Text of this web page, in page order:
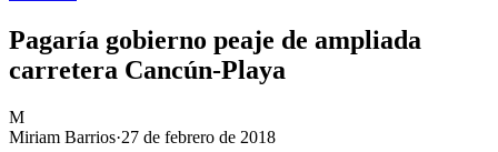
Pagaría gobierno peaje de ampliada
carretera Cancún-Playa
M
Miriam Barrios·27 de febrero de 2018